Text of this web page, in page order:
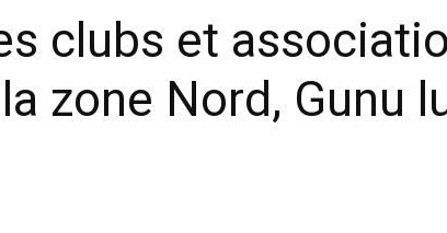
clubs et
zone Nord, Gunu